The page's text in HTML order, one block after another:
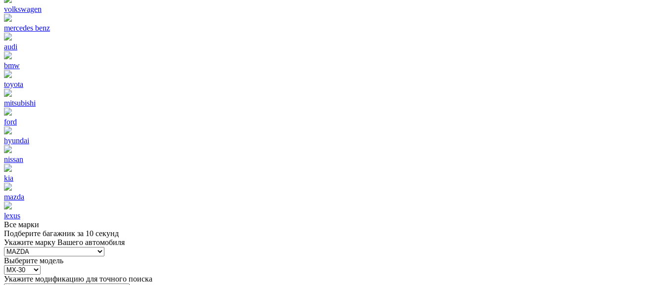
volkswagen
mercedes benz
audi
bmw
toyota
mitsubishi
ford
hyundai
nissan
kia
mazda
lexus
Все марки
Подберите багажник за 10 секунд
Укажите марку Вашего автомобиля
Выберите модель
Укажите модификацию для точного поиска